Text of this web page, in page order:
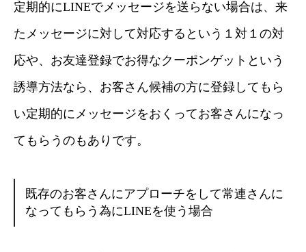
定期的にLINEでメッセージを送らない場合は、来
たメッセージに対して対応するという１対１の対
応や、お友達登録でお得なクーポンゲットという
誘導方法なら、お客さん候補の方に登録してもら
い定期的にメッセージをおくってお客さんになっ
てもらうのもありです。
既存のお客さんにアプローチをして常連さんに
なってもらう為にLINEを使う場合